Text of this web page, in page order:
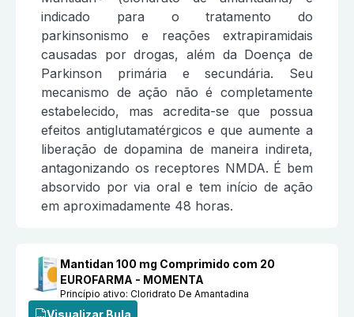
indicado para o tratamento do
parkinsonismo e reações extrapiramidais
causadas por drogas, além da Doença de
Parkinson primária e secundária. Seu
mecanismo de ação não é completamente
estabelecido, mas acredita-se que possua
efeitos antiglutamatérgicos e que aumente a
liberação de dopamina de maneira indireta,
antagonizando os receptores NMDA. É bem
absorvido por via oral e tem início de ação
em aproximadamente 48 horas.
Mantidan 100 mg Comprimido com 20
EUROFARMA - MOMENTA
Princípio ativo:Cloridrato De Amantadina